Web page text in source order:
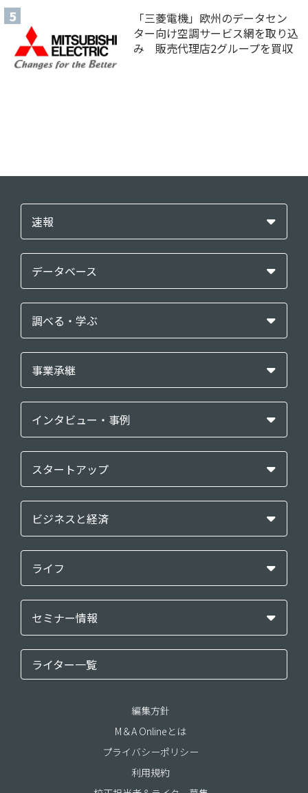
「三菱電機」欧州のデータセン
ター向け空調サービス網を取り込
み 販売代理店2グループを買収
速報
データベース
調べる・学ぶ
事業承継
インタビュー・事例
スタートアップ
ビジネスと経済
ライフ
セミナー情報
ライター一覧
編集方針
M＆A Onlineとは
プライバシーポリシー
利用規約